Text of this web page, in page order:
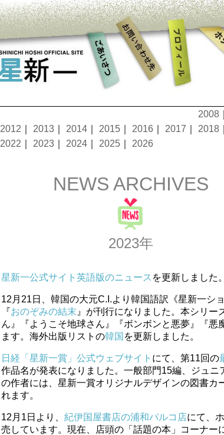
2008
2012 2013 2014 2015 2016 2017 2018
2022 2023 2024 2025 2026
NEWS ARCHIVES
2023年
星新一公式サイト英語版のニュース を更新しました。
12月21日、韓国の大元C.I.より韓国語訳《星新一シ
『おのぞみの結末 』が刊行になりました。本シリー
ん』『ようこそ地球さん』『ボンボンと悪夢』『悪
ます。海外出版リストの韓国 を更新しました。
日経「星新一賞」公式ウェブサイト にて、第11回の
作品名が発表になりました。一般部門15編、ジュニ
の作者には、星新一賞オリジナルデザインの図書カ
れます。
12月1日より、 紀伊国屋書店の浦和パルコ店にて、
売しています。現在、店頭の「話題の本」コーナー